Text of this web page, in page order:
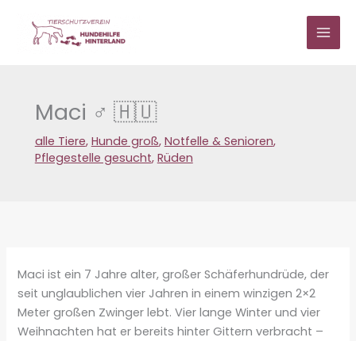
springen
Maci ♂ 🇭🇺
alle Tiere, Hunde groß, Notfelle & Senioren,
Pflegestelle gesucht, Rüden
Maci ist ein 7 Jahre alter, großer Schäferhundrüde, der
seit unglaublichen vier Jahren in einem winzigen 2×2
Meter großen Zwinger lebt. Vier lange Winter und vier
Weihnachten hat er bereits hinter Gittern verbracht –